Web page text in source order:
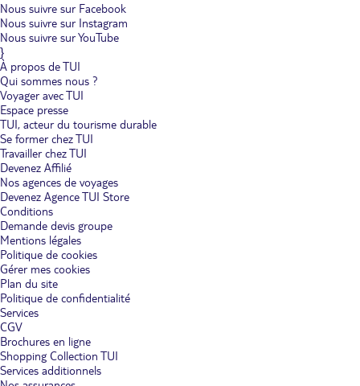
Nous suivre sur Facebook
Nous suivre sur Instagram
Nous suivre sur YouTube
}
À propos de TUI
Qui sommes nous ?
Voyager avec TUI
Espace presse
TUI, acteur du tourisme durable
Se former chez TUI
Travailler chez TUI
Devenez Affilié
Nos agences de voyages
Devenez Agence TUI Store
Conditions
Demande devis groupe
Mentions légales
Politique de cookies
Gérer mes cookies
Plan du site
Politique de confidentialité
Services
CGV
Brochures en ligne
Shopping Collection TUI
Services additionnels